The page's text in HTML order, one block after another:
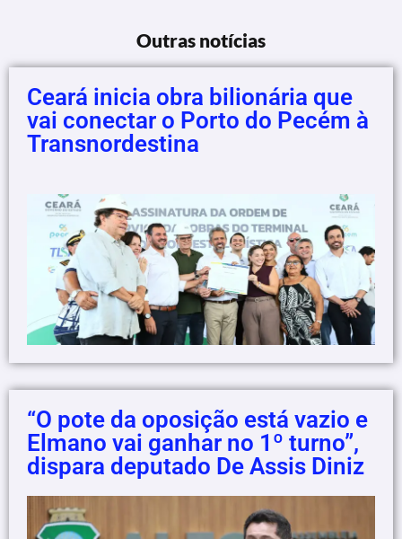
Outras notícias
Ceará inicia obra bilionária que
vai conectar o Porto do Pecém à
Transnordestina
“O pote da oposição está vazio e
Elmano vai ganhar no 1º turno”,
dispara deputado De Assis Diniz